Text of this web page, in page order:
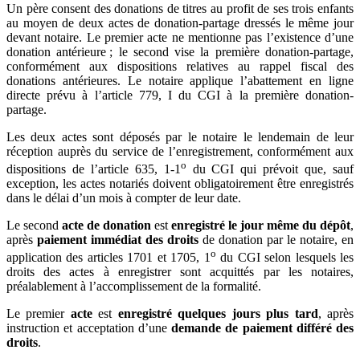
Un père consent des donations de titres au profit de ses trois enfants
au moyen de deux actes de donation-partage dressés le même jour
devant notaire. Le premier acte ne mentionne pas l’existence d’une
donation antérieure ; le second vise la première donation-partage,
conformément aux dispositions relatives au rappel fiscal des
donations antérieures. Le notaire applique l’abattement en ligne
directe prévu à l’article 779, I du CGI à la première donation-
partage.
Les deux actes sont déposés par le notaire le lendemain de leur
réception auprès du service de l’enregistrement, conformément aux
dispositions de l’article 635, 1-1 o du CGI qui prévoit que, sauf
exception, les actes notariés doivent obligatoirement être enregistrés
dans le délai d’un mois à compter de leur date.
Le second acte de donation est enregistré le jour même du dépôt,
après paiement immédiat des droits de donation par le notaire, en
application des articles 1701 et 1705, 1 o du CGI selon lesquels les
droits des actes à enregistrer sont acquittés par les notaires,
préalablement à l’accomplissement de la formalité.
Le premier acteest enregistré quelques jours plus tard, après
instruction et acceptation d’une demande de paiement différé des
droits.